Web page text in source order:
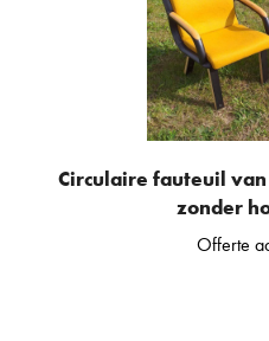
Circulaire fauteuil
zonder
Offerte